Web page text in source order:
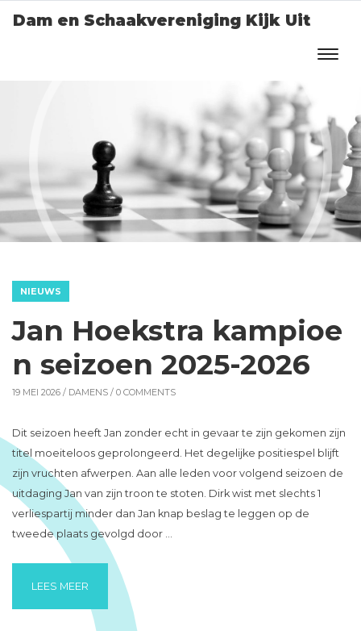
Dam en Schaakvereniging Kijk Uit
NIEUWS
Jan Hoekstra kampioe
n seizoen 2025-2026
19 MEI 2026 / DAMENS / 0 COMMENTS
Dit seizoen heeft Jan zonder echt in gevaar te zijn gekomen zijn
titel moeiteloos geprolongeerd. Het degelijke positiespel blijft
zijn vruchten afwerpen. Aan alle leden voor volgend seizoen de
uitdaging Jan van zijn troon te stoten. Dirk wist met slechts 1
verliespartij minder dan Jan knap beslag te leggen op de
tweede plaats gevolgd door …
LEES MEER “JAN HOEKSTRA KAMPIOEN SEIZOEN 2025-2026”